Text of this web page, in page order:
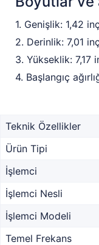
1. Genişlik: 1,42
2. Derinlik: 7,01
3. Yükseklik: 7,17
4. Başlangıç
Teknik Özellikler
Ürün Tipi
İşlemci
İşlemci Nesli
İşlemci Modeli
Temel Frekans